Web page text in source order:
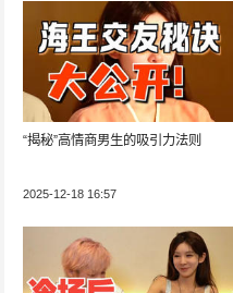
“揭秘”高情商男生的吸引力法则
2025-12-18 16:57